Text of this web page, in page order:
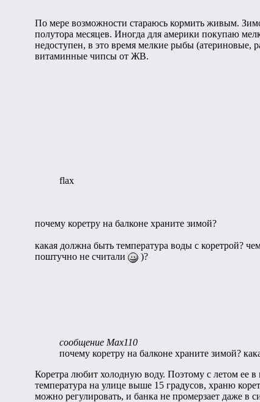
По мере возможности стараюсь кормить живым.
полутора месяцев. Иногда для америки покупаю
недоступен, в это время мелкие рыбы (атериновые,
витаминные чипсы от ЖВ.
flax
почему коретру на балконе храните зимой?
какая должна быть температура воды с коретрой?
поштучно не считали
)?
сообщение Max110
почему коретру на балконе храните зимой?
Коретра любит холодную воду. Поэтому с летом ее в
температура на улице выше 15 градусов, храню
можно регулировать, и банка не промерзает даже в